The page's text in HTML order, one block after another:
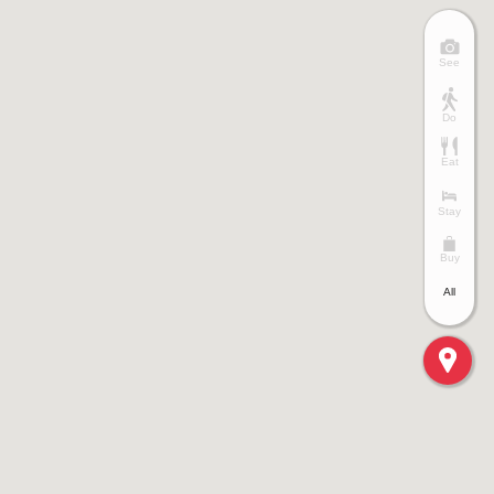
See
Do
Eat
Stay
Buy
All